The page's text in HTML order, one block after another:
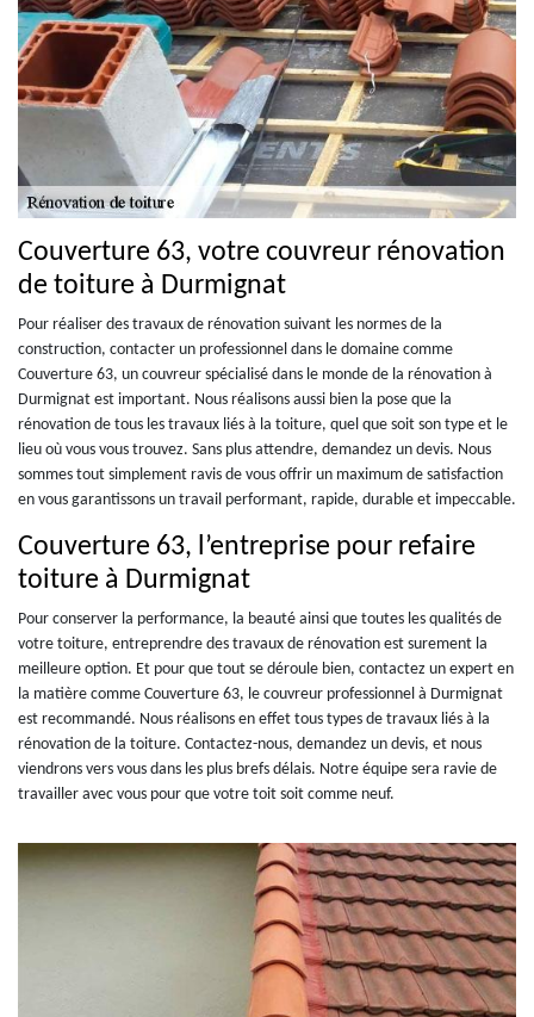
Couverture 63, votre couvreur rénovation
de toiture à Durmignat
Pour réaliser des travaux de rénovation suivant les normes de la
construction, contacter un professionnel dans le domaine comme
Couverture 63, un couvreur spécialisé dans le monde de la rénovation à
Durmignat est important. Nous réalisons aussi bien la pose que la
rénovation de tous les travaux liés à la toiture, quel que soit son type et le
lieu où vous vous trouvez. Sans plus attendre, demandez un devis. Nous
sommes tout simplement ravis de vous offrir un maximum de satisfaction
en vous garantissons un travail performant, rapide, durable et impeccable.
Couverture 63, l’entreprise pour refaire
toiture à Durmignat
Pour conserver la performance, la beauté ainsi que toutes les qualités de
votre toiture, entreprendre des travaux de rénovation est surement la
meilleure option. Et pour que tout se déroule bien, contactez un expert en
la matière comme Couverture 63, le couvreur professionnel à Durmignat
est recommandé. Nous réalisons en effet tous types de travaux liés à la
rénovation de la toiture. Contactez-nous, demandez un devis, et nous
viendrons vers vous dans les plus brefs délais. Notre équipe sera ravie de
travailler avec vous pour que votre toit soit comme neuf.